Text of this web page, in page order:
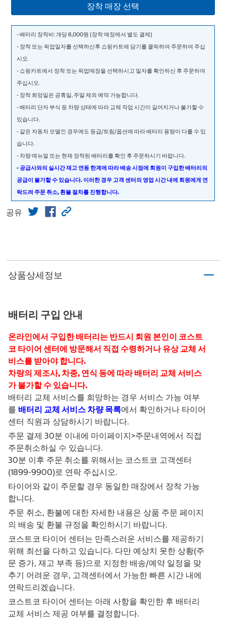
장착 매장 선택
- 배터리 장착비: 개당 8,000원 (장착 매장에서 별도 결제)
- 장착 또는 픽업일자를 선택하신후 쇼핑카트에 담기를 클릭하여 주문하여 주십
시오.
- 쇼핑카트에서 장착 또는 픽업매장을 선택하시고 일자를 확인하신 후 주문하여
주십시오.
- 장착 희망일은 공휴일, 주말 제외 예약 가능합니다.
- 배터리 단자 부식 등 차량 상태에 따라 교체 작업 시간이 길어지거나 불가할 수
있습니다.
- 같은 자동차 모델인 경우에도 등급/트림/옵션에 따라 배터리 용량이 다를 수 있
습니다.
- 차량 매뉴얼 또는 현재 장착된 배터리를 확인 후 주문하시기 바랍니다.
- 공급사와의 실시간 재고 연동 한계에 따라 배송 시점에 회원이 구입한 배터리의
공급이 불가할 수 있습니다. 이러한 경우 고객 센터의 영업 시간 내에 회원에게 연
락드려 주문 취소, 환불 절차를 진행합니다.
공유
상품상세정보
배터리 구입 안내
온라인에서 구입한 배터리는 반드시 회원 본인이 코스트
코 타이어 센터에 방문해서 직접 수령하거나 유상 교체 서
비스를 받아야 합니다.
차량의 제조사, 차종, 연식 등에 따라 배터리 교체 서비스
가 불가할 수 있습니다.
배터리 교체 서비스를 희망하는 경우 서비스 가능 여부
를 배터리 교체 서비스 차량 목록에서 확인하거나 타이어
센터 직원과 상담하시기 바랍니다.
주문 결제 30분 이내에 마이페이지>주문내역에서 직접
주문취소하실 수 있습니다.
30분 이후 주문 취소를 위해서는 코스트코 고객센터
(1899-9900)로 연락 주십시오.
타이어와 같이 주문할 경우 동일한 매장에서 장착 가능
합니다.
주문 취소, 환불에 대한 자세한 내용은 상품 주문 페이지
의 배송 및 환불 규정을 확인하시기 바랍니다.
코스트코 타이어 센터는 만족스러운 서비스를 제공하기
위해 최선을 다하고 있습니다. 다만 예상치 못한 상황(주
문 증가, 재고 부족 등)으로 지정한 배송/예약 일정을 맞
추기 어려운 경우, 고객센터에서 가능한 빠른 시간 내에
연락드리겠습니다.
코스트코 타이어 센터는 아래 사항을 확인한 후 배터리
교체 서비스 제공 여부를 결정합니다.